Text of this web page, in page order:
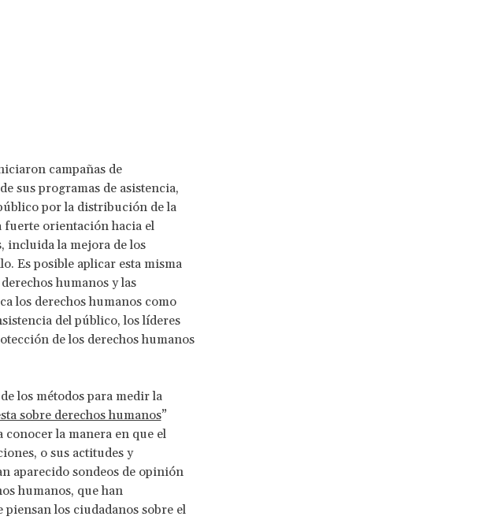
campañas de
sus programas de asistencia,
por la distribución de la
fuerte orientación hacia el
incluida la mejora de los
Es posible aplicar esta misma
humanos y las
los derechos humanos como
del público, los líderes
de los derechos humanos
los métodos para medir la
sobre derechos humanos”
la manera en que el
o sus actitudes y
aparecido sondeos de opinión
humanos, que han
los ciudadanos sobre el